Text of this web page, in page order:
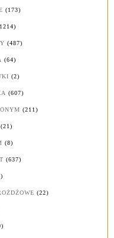
(173)
(487)
(64)
(2)
(607)
(211)
(21)
(8)
(637)
(22)